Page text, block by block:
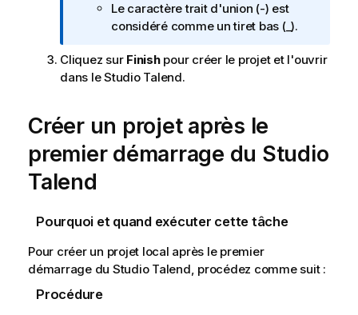
m
i
o
s
Le caractère trait d'union (-) est
considéré comme un tiret bas (_).
Cliquez sur Finishpour créer le projet et l'ouvrir
dans leStudio Talend.
Créer un projet après le
premier démarrage du Studio
Talend
Pourquoi et quand exécuter cette tâche
Pour créer un projet local après le premier
démarrage du Studio Talend, procédez comme suit :
Procédure